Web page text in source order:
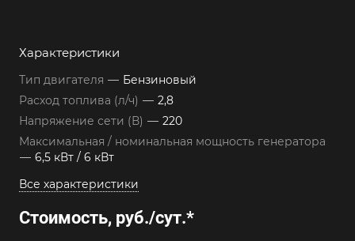
Характеристики
Тип двигателя — Бензиновый
Расход топлива (л/ч) — 2,8
Напряжение сети (В) — 220
Максимальная / номинальная мощность генератора
— 6,5 кВт / 6 кВт
Все характеристики
Стоимость, руб./сут.*